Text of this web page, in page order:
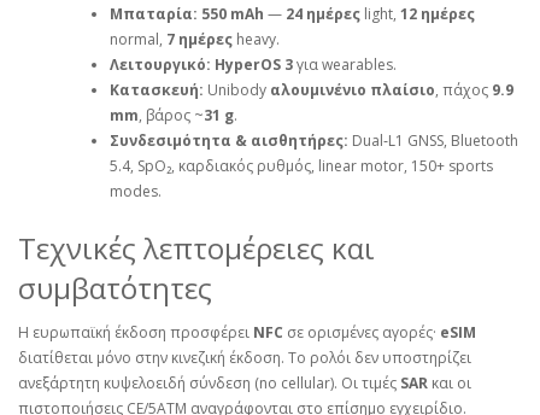
Μπαταρία: 550 mAh — 24 ημέρες light, 12 ημέρες
normal, 7 ημέρες heavy.
Λειτουργικό: HyperOS 3για wearables.
Κατασκευή: Unibody αλουμινένιο πλαίσιο, πάχος 9.9
mm, βάρος ~31 g.
Συνδεσιμότητα & αισθητήρες: Dual‑L1 GNSS, Bluetooth
5.4, SpO₂, καρδιακός ρυθμός, linear motor, 150+ sports
modes.
Τεχνικές λεπτομέρειες και
συμβατότητες
Η ευρωπαϊκή έκδοση προσφέρει NFC σε ορισμένες αγορές· eSIM
διατίθεται μόνο στην κινεζική έκδοση. Το ρολόι δεν υποστηρίζει
ανεξάρτητη κυψελοειδή σύνδεση (no cellular). Οι τιμές SAR και οι
πιστοποιήσεις CE/5ATM αναγράφονται στο επίσημο εγχειρίδιο.